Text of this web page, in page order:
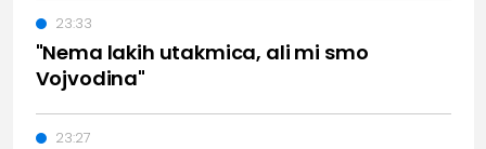
"Nema lakih utakmica, ali mi smo
Vojvodina"
23:33
23:27